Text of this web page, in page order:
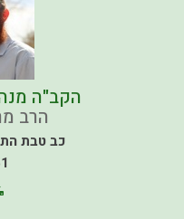
הקב"ה
הרב
כב טבת